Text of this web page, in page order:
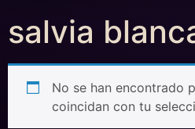
salvia
No se han encontrado
coincidan con tu